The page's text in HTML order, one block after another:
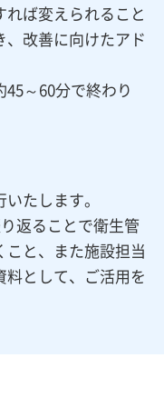
ば変えられること
改善に向けたアド
～60分で終わり
たします。
返ることで衛生管
と、また施設担当
として、ご活用を